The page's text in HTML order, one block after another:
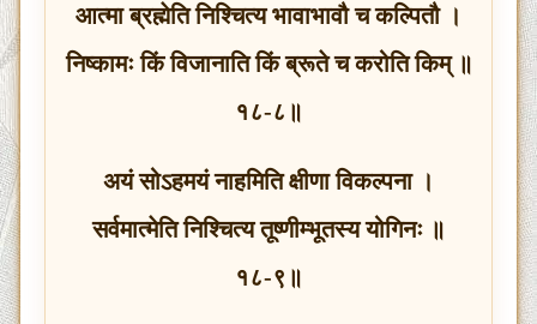
आत्मा ब्रह्मेति निश्चित्य भावाभावौ च कल्पितौ ।
निष्कामः किं विजानाति किं ब्रूते च करोति किम् ॥
१८-८॥
अयं सोऽहमयं नाहमिति क्षीणा विकल्पना ।
सर्वमात्मेति निश्चित्य तूष्णीम्भूतस्य योगिनः ॥
१८-९॥